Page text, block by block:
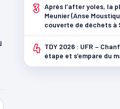
3 Après l’after yoles, la
Meunier (Anse
couverte de déchets à
4 TDY 2026 : UFR –
étape et s’empare du